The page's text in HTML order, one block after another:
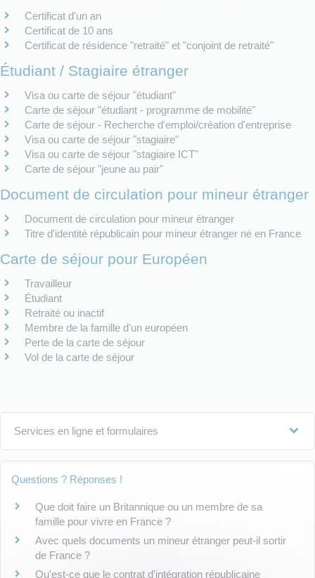
Certificat d'un an
Certificat de 10 ans
Certificat de résidence "retraité" et "conjoint de retraité"
Étudiant / Stagiaire étranger
Visa ou carte de séjour "étudiant"
Carte de séjour "étudiant - programme de mobilité"
Carte de séjour - Recherche d'emploi/création d'entreprise
Visa ou carte de séjour "stagiaire"
Visa ou carte de séjour "stagiaire ICT"
Carte de séjour "jeune au pair"
Document de circulation pour mineur étranger
Document de circulation pour mineur étranger
Titre d'identité républicain pour mineur étranger né en France
Carte de séjour pour Européen
Travailleur
Étudiant
Retraité ou inactif
Membre de la famille d'un européen
Perte de la carte de séjour
Vol de la carte de séjour
Services en ligne et formulaires
Questions ? Réponses !
Que doit faire un Britannique ou un membre de sa
famille pour vivre en France ?
Avec quels documents un mineur étranger peut-il sortir
de France ?
Qu'est-ce que le contrat d'intégration républicaine